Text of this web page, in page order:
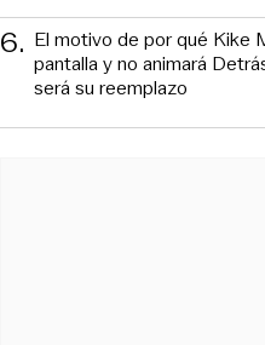
6. El motivo de por qué Kike
pantalla y no animará
será su reemplazo